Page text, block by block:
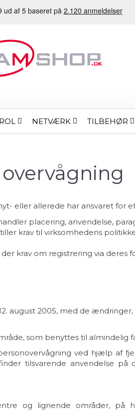
NETVÆRK TILBEHØR
eller allerede har ansvaret for
placering, anvendelse,
krav til virksomhedens
krav om registrering via
2005, med de ændringer,
som benyttes til almindelig
ved hjælp af
tilsvarende anvendelse
og lignende områder, på